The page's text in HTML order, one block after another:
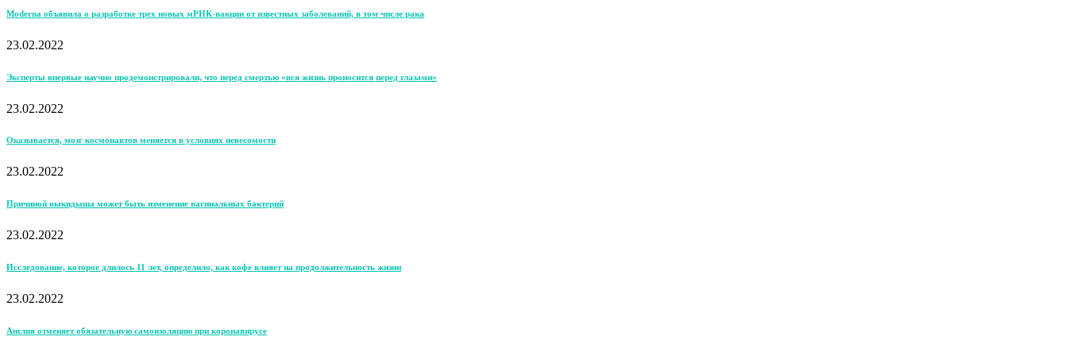
Moderna объявила о разработке трех новых мРНК-вакцин от известных заболеваний, в том числе рака
23.02.2022
Эксперты впервые научно продемонстрировали, что перед смертью «вся жизнь проносится перед глазами»
23.02.2022
Оказывается, мозг космонавтов меняется в условиях невесомости
23.02.2022
Причиной выкидыша может быть изменение вагинальных бактерий
23.02.2022
Исследование, которое длилось 11 лет, определило, как кофе влияет на продолжительность жизни
23.02.2022
Англия отменяет обязательную самоизоляцию при коронавирусе